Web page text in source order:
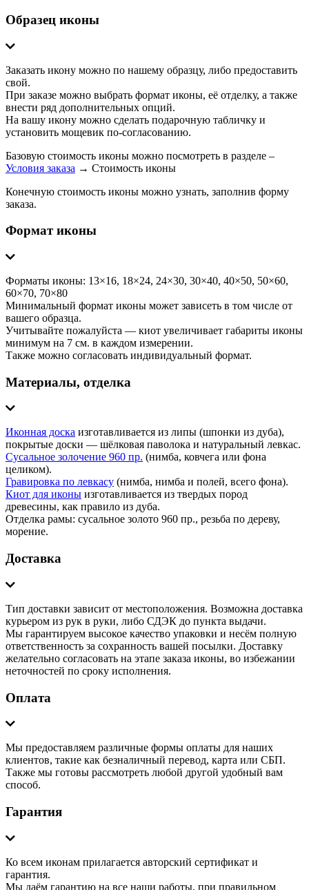
Образец иконы
Заказать икону можно по нашему образцу, либо предоставить
свой.
При заказе можно выбрать формат иконы, её отделку, а также
внести ряд дополнительных опций.
На вашу икону можно сделать подарочную табличку и
установить мощевик по-согласованию.
Базовую стоимость иконы можно посмотреть в разделе –
Условия заказа → Стоимость иконы
Конечную стоимость иконы можно узнать, заполнив форму
заказа.
Формат иконы
Форматы иконы: 13×16, 18×24, 24×30, 30×40, 40×50, 50×60,
60×70, 70×80
Минимальный формат иконы может зависеть в том числе от
вашего образца.
Учитывайте пожалуйста — киот увеличивает габариты иконы
минимум на 7 см. в каждом измерении.
Также можно согласовать индивидуальный формат.
Материалы, отделка
Иконная доска изготавливается из липы (шпонки из дуба),
покрытые доски — шёлковая паволока и натуральный левкас.
Сусальное золочение 960 пр. (нимба, ковчега или фона
целиком).
Гравировка по левкасу (нимба, нимба и полей, всего фона).
Киот для иконы изготавливается из твердых пород
древесины, как правило из дуба.
Отделка рамы: сусальное золото 960 пр., резьба по дереву,
морение.
Доставка
Тип доставки зависит от местоположения. Возможна доставка
курьером из рук в руки, либо СДЭК до пункта выдачи.
Мы гарантируем высокое качество упаковки и несём полную
ответственность за сохранность вашей посылки. Доставку
желательно согласовать на этапе заказа иконы, во избежании
неточностей по сроку исполнения.
Оплата
Мы предоставляем различные формы оплаты для наших
клиентов, такие как безналичный перевод, карта или СБП.
Также мы готовы рассмотреть любой другой удобный вам
способ.
Гарантия
Ко всем иконам прилагается авторский сертификат и
гарантия.
Мы даём гарантию на все наши работы, при правильном